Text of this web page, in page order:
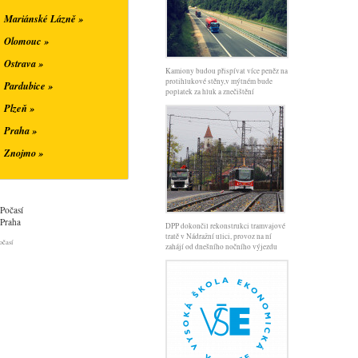
a podpořit inovace,
m. Prahy pro oblast
Kamiony budou přispívat více peněz na
protihlukové stěny,v mýtném bude
poplatek za hluk a znečištění
DPP dokončil rekonstrukci tramvajové
tratě v Nádražní ulici, provoz na ní
zahájí od dnešního nočního výjezdu
Mariánské Lázně »
Olomouc »
Ostrava »
Pardubice »
Plzeň »
Praha »
Znojmo »
Počasí
Praha